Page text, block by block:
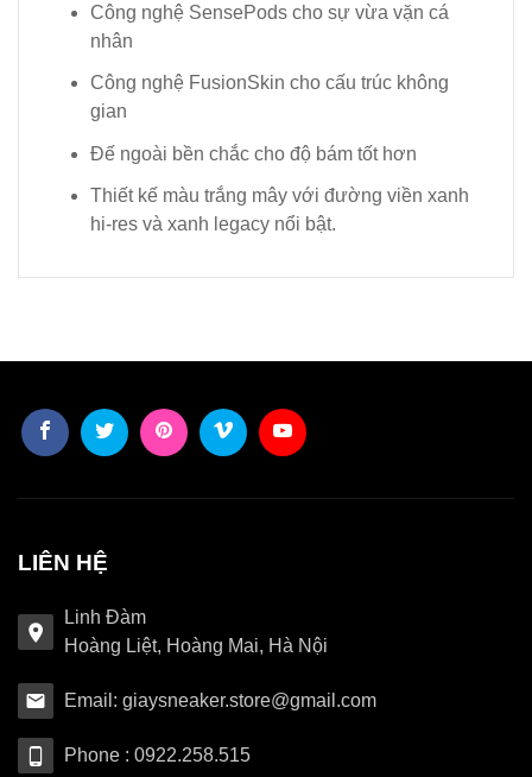
Công nghệ SensePods cho sự vừa vặn cá
nhân
Công nghệ FusionSkin cho cấu trúc không
gian
Đế ngoài bền chắc cho độ bám tốt hơn
Thiết kế màu trắng mây với đường viền xanh
hi-res và xanh legacy nổi bật.
LIÊN HỆ
Linh Đàm
Hoàng Liệt, Hoàng Mai, Hà Nội
Email: giaysneaker.store@gmail.com
Phone : 0922.258.515